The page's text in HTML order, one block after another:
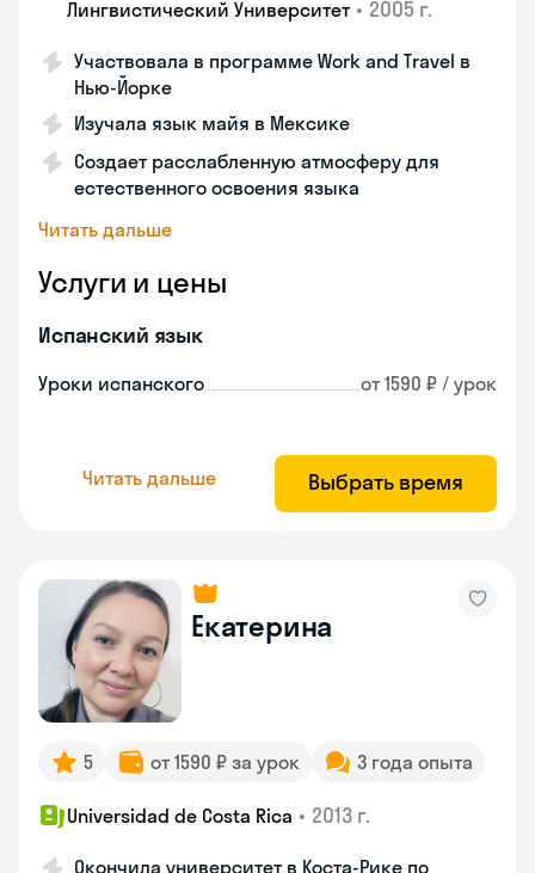
Лингвистический Университет • 2005 г.
Участвовала в программе Work and Travel в
Нью-Йорке
Изучала язык майя в Мексике
Создает расслабленную атмосферу для
естественного освоения языка
Читать дальше
Услуги и цены
Испанский язык
Уроки испанского от 1590 ₽ / урок
Читать дальше Выбрать время
Екатерина
5 от 1590 ₽ за урок 3 года опыта
Universidad de Costa Rica • 2013 г.
Окончила университет в Коста‑Рике по